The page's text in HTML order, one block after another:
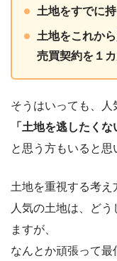
土地をすでに
土地をこれか
売買契約を１
そうはいっても、人
「土地を逃したくな
と思う方もいると思
土地を重視する考え
人気の土地は、どう
ますが、
なんとか頑張って